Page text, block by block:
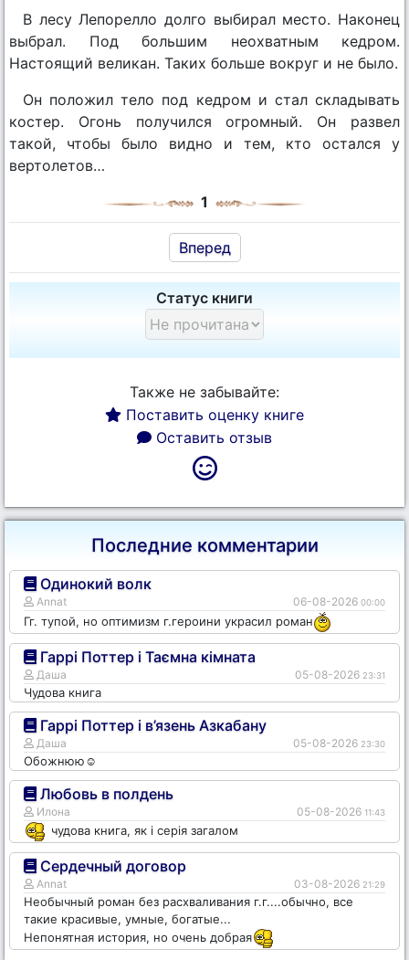
В лесу Лепорелло долго выбирал место. Наконец
выбрал. Под большим неохватным кедром.
Настоящий великан. Таких больше вокруг и не было.
Он положил тело под кедром и стал складывать
костер. Огонь получился огромный. Он развел
такой, чтобы было видно и тем, кто остался у
вертолетов…
1
Вперед
Статус книги
Также не забывайте:
Поставить оценку книге
Оставить отзыв
Последние комментарии
Одинокий волк
Annat 06-08-2026 00:00
Гг. тупой, но оптимизм г.героини украсил роман
Гаррі Поттер і Таємна кімната
Даша 05-08-2026 23:31
Чудова книга
Гаррі Поттер і в’язень Азкабану
Даша 05-08-2026 23:30
Обожнюю☺️
Любовь в полдень
Илона 05-08-2026 11:43
чудова книга, як і серія загалом
Сердечный договор
Annat 03-08-2026 21:29
Необычный роман без расхваливания г.г....обычно, все
такие красивые, умные, богатые...
Непонятная история, но очень добрая